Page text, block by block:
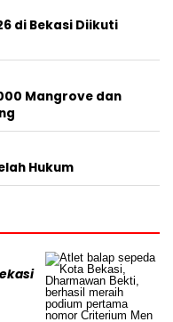
di Bekasi Diikuti
Mangrove dan
Hukum